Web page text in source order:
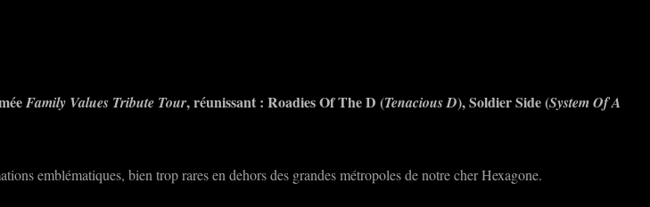
Family Values Tribute Tour, réunissant : Roadies Of The D (Tenacious D),Soldier Side(System Of A
emblématiques, bien trop rares en dehors des grandes métropoles de notre cher Hexagone.